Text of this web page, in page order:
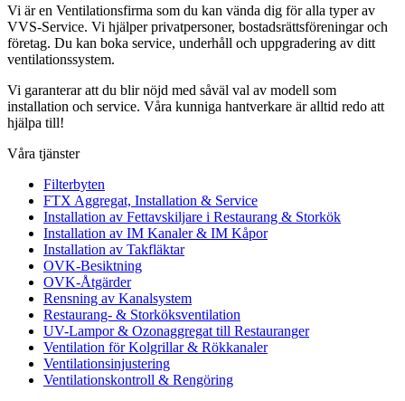
Vi är en Ventilationsfirma som du kan vända dig för alla typer av
VVS-Service. Vi hjälper privatpersoner, bostadsrättsföreningar och
företag. Du kan boka service, underhåll och uppgradering av ditt
ventilationssystem.
Vi garanterar att du blir nöjd med såväl val av modell som
installation och service. Våra kunniga hantverkare är alltid redo att
hjälpa till!
Våra tjänster
Filterbyten
FTX Aggregat, Installation & Service
Installation av Fettavskiljare i Restaurang & Storkök
Installation av IM Kanaler & IM Kåpor
Installation av Takfläktar
OVK-Besiktning
OVK-Åtgärder
Rensning av Kanalsystem
Restaurang- & Storköksventilation
UV-Lampor & Ozonaggregat till Restauranger
Ventilation för Kolgrillar & Rökkanaler
Ventilationsinjustering
Ventilationskontroll & Rengöring